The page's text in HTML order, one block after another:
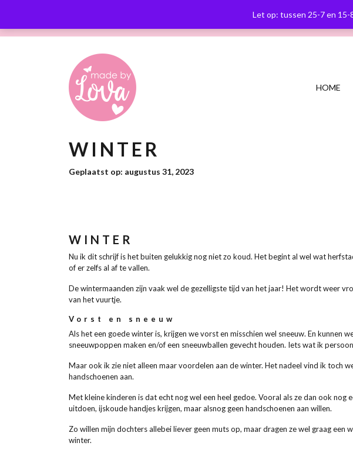
Verzendkosten €3,95.
HOME
WINTER
Geplaatst op: augustus 31, 2023
WINTER
Nu ik dit schrijf is het buiten gelukkig nog niet zo koud. Het begint al wel wat
of er zelfs al af te vallen.
De wintermaanden zijn vaak wel de gezelligste tijd van het jaar! Het wordt weer
van het vuurtje.
Vorst en sneeuw
Als het een goede winter is, krijgen we vorst en misschien wel sneeuw. En kunnen
sneeuwpoppen maken en/of een sneeuwballen gevecht houden. Iets wat ik
Maar ook ik zie niet alleen maar voordelen aan de winter. Het nadeel vind ik toch
handschoenen aan.
Met kleine kinderen is dat echt nog wel een heel gedoe. Vooral als ze dan ook
uitdoen, ijskoude handjes krijgen, maar alsnog geen handschoenen aan willen.
Zo willen mijn dochters allebei liever geen muts op, maar dragen ze wel graag
winter.
Let op: tussen 25-7 en